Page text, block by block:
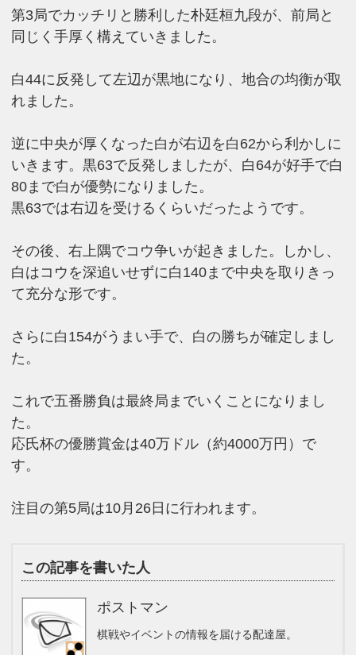
第3局でカッチリと勝利した朴廷桓九段が、前局と
同じく手厚く構えていきました。
白44に反発して左辺が黒地になり、地合の均衡が取
れました。
逆に中央が厚くなった白が右辺を白62から利かしに
いきます。黒63で反発しましたが、白64が好手で白
80まで白が優勢になりました。
黒63では右辺を受けるくらいだったようです。
その後、右上隅でコウ争いが起きました。しかし、
白はコウを深追いせずに白140まで中央を取りきっ
て充分な形です。
さらに白154がうまい手で、白の勝ちが確定しまし
た。
これで五番勝負は最終局までいくことになりまし
た。
応氏杯の優勝賞金は40万ドル（約4000万円）で
す。
注目の第5局は10月26日に行われます。
この記事を書いた人
ポストマン
棋戦やイベントの情報を届ける配達屋。